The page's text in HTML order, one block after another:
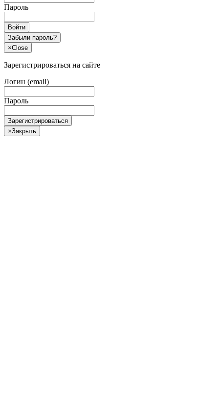
Пароль
Войти
Забыли пароль?
×Close
Зарегистрироваться на сайте
Логин (email)
Пароль
Зарегистрироваться
×Закрыть